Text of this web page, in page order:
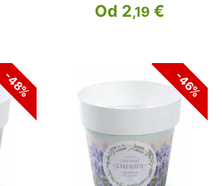
Od 2,19€
-48% -46%